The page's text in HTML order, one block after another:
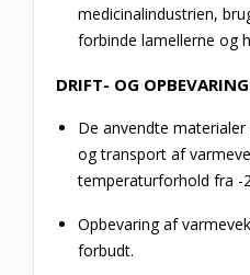
medicinalindustrien,
forbinde lamellerne og
DRIFT- OG
De anvendte
og transport af
temperaturforhold fra -
Opbevaring af
forbudt.